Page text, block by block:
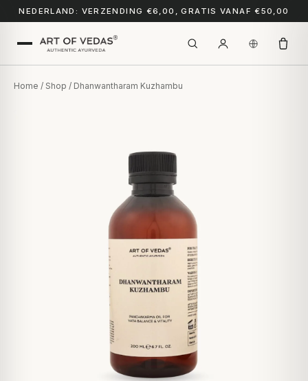
NEDERLAND: VERZENDING €6,00, GRATIS VANAF €50,00
Home / Shop / Dhanwantharam Kuzhambu